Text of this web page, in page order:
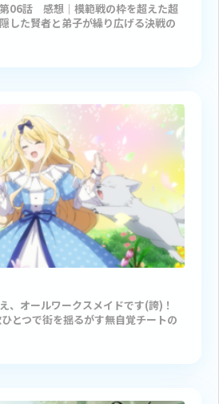
06話 感想｜模範戦の枠を超えた超
した賢者と弟子が繰り広げる決戦の
、オールワークスメイドです(誇)！
とつで街を揺るがす無自覚チートの